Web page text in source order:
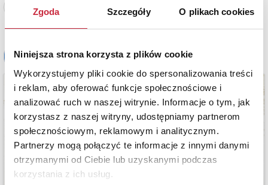
Zgoda Szczegóły O plikach cookies
Niniejsza strona korzysta z plików cookie
Wykorzystujemy pliki cookie do spersonalizowania treści
i reklam, aby oferować funkcje społecznościowe i
analizować ruch w naszej witrynie. Informacje o tym, jak
korzystasz z naszej witryny, udostępniamy partnerom
społecznościowym, reklamowym i analitycznym.
Partnerzy mogą połączyć te informacje z innymi danymi
otrzymanymi od Ciebie lub uzyskanymi podczas
korzystania z ich usług.
Zobacz pełne informacje